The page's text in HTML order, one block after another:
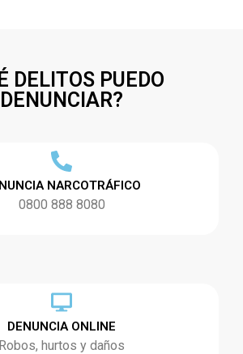
DELITOS PUEDO
DENUNCIAR?
NARCOTRÁFICO
0800 888 8080
DENUNCIA ONLINE
Robos, hurtos y daños